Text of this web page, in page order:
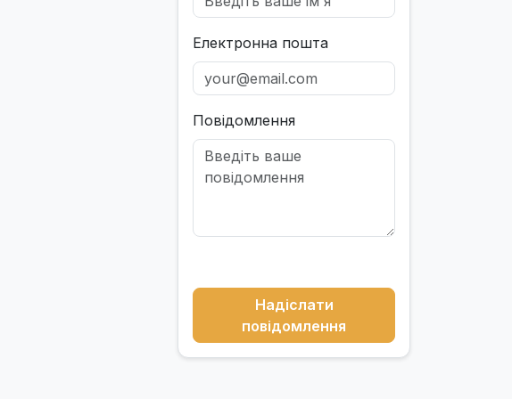
Електронна пошта
Повідомлення
Надіслати
повідомлення